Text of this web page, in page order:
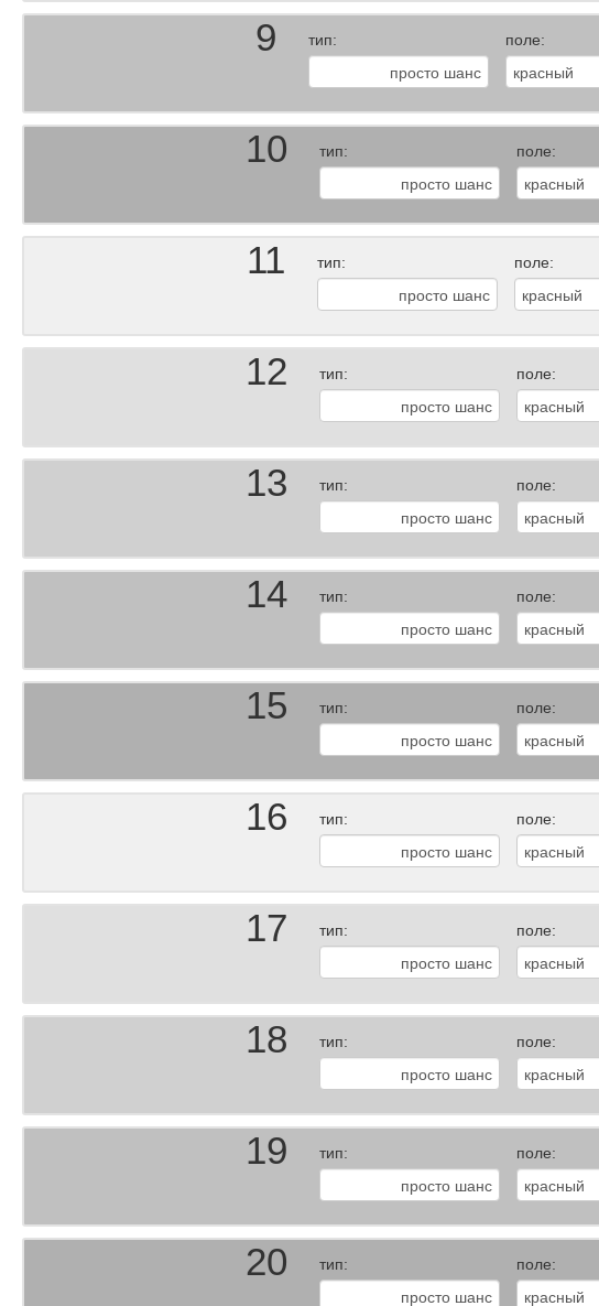
9 тип: поле:
10 тип: поле:
11 тип: поле:
12 тип: поле:
13 тип: поле:
14 тип: поле:
15 тип: поле:
16 тип: поле:
17 тип: поле:
18 тип: поле:
19 тип: поле:
20 тип: поле: